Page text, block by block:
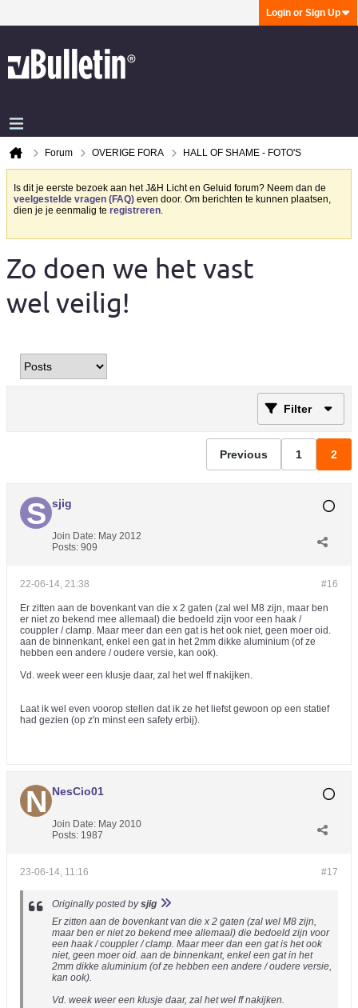
Login or Sign Up
Forum OVERIGE FORA HALL OF SHAME - FOTO'S
Is dit je eerste bezoek aan het J&H Licht en Geluid forum? Neem dan de
veelgestelde vragen (FAQ) even door. Om berichten te kunnen plaatsen,
dien je je eenmalig te registreren.
Zo doen we het vast
wel veilig!
Filter
Previous 1 2
sjig
Join Date: May 2012
Posts: 909
#16
22-06-14, 21:38
Er zitten aan de bovenkant van die x 2 gaten (zal wel M8 zijn, maar ben
er niet zo bekend mee allemaal) die bedoeld zijn voor een haak /
couppler / clamp. Maar meer dan een gat is het ook niet, geen moer oid.
aan de binnenkant, enkel een gat in het 2mm dikke aluminium (of ze
hebben een andere / oudere versie, kan ook).
Vd. week weer een klusje daar, zal het wel ff nakijken.
Laat ik wel even voorop stellen dat ik ze het liefst gewoon op een statief
had gezien (op z'n minst een safety erbij).
NesCio01
Join Date: May 2010
Posts: 1987
#17
23-06-14, 11:16
Originally posted bysjig
Er zitten aan de bovenkant van die x 2 gaten (zal wel M8 zijn,
maar ben er niet zo bekend mee allemaal) die bedoeld zijn voor
een haak / couppler / clamp. Maar meer dan een gat is het ook
niet, geen moer oid. aan de binnenkant, enkel een gat in het
2mm dikke aluminium (of ze hebben een andere / oudere versie,
kan ook).
Vd. week weer een klusje daar, zal het wel ff nakijken.